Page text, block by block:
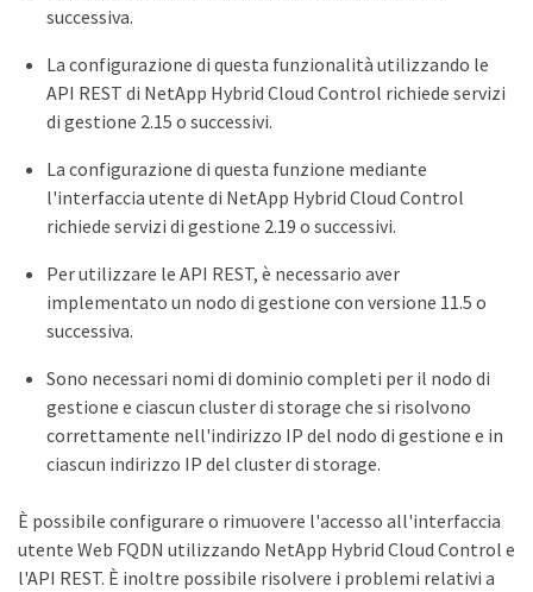
successiva.
La configurazione di questa funzionalità utilizzando le
API REST di NetApp Hybrid Cloud Control richiede servizi
di gestione 2.15 o successivi.
La configurazione di questa funzione mediante
l'interfaccia utente di NetApp Hybrid Cloud Control
richiede servizi di gestione 2.19 o successivi.
Per utilizzare le API REST, è necessario aver
implementato un nodo di gestione con versione 11.5 o
successiva.
Sono necessari nomi di dominio completi per il nodo di
gestione e ciascun cluster di storage che si risolvono
correttamente nell'indirizzo IP del nodo di gestione e in
ciascun indirizzo IP del cluster di storage.
È possibile configurare o rimuovere l'accesso all'interfaccia
utente Web FQDN utilizzando NetApp Hybrid Cloud Control e
l'API REST. È inoltre possibile risolvere i problemi relativi a